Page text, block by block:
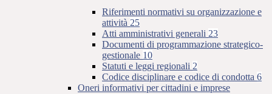
Riferimenti normativi su organizzazione e
attività 25
Atti amministrativi generali 23
Documenti di programmazione strategico-
gestionale 10
Statuti e leggi regionali 2
Codice disciplinare e codice di condotta 6
Oneri informativi per cittadini e imprese